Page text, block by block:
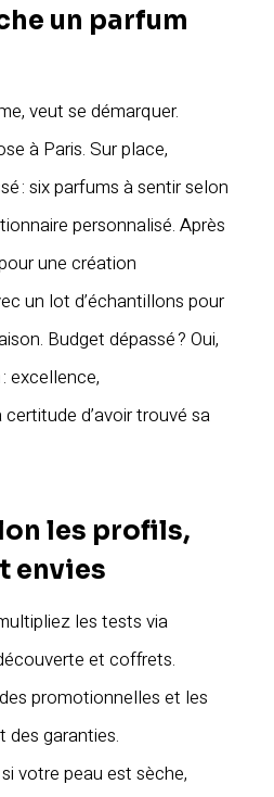
un parfum
veut se démarquer.
à Paris. Sur place,
: six parfums à sentir selon
personnalisé. Après
une création
un lot d’échantillons pour
Budget dépassé ? Oui,
excellence,
d’avoir trouvé sa
les profils,
envies
les tests via
et coffrets.
promotionnelles et les
garanties.
si votre peau est sèche,